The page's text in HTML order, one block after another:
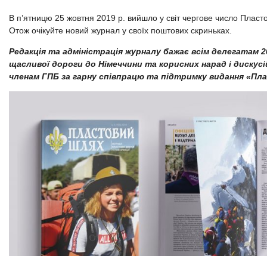
В п’ятницю 25 жовтня 2019 р. вийшло у світ чергове число
Отож очікуйте новий журнал у своїх поштових скриньках.
Редакція та адміністрація журналу бажає всім делегатам
щасливої дороги до Німеччини та корисних нарад і
членам ГПБ за гарну співпрацю та підтримку видання